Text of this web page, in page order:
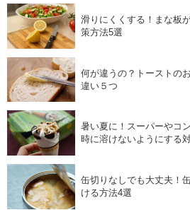
滑りにくくする！まな板
策方法5選
何が違うの？トーストの
違い５つ
暑い夏に！スーパーやコ
時に溶けないようにする
缶切りなしでも大丈夫！
ける方法4選